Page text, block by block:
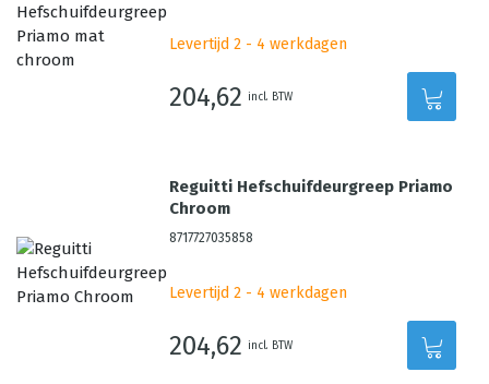
Levertijd 2 - 4 werkdagen
204,62 incl. BTW
Reguitti Hefschuifdeurgreep Priamo
Chroom
8717727035858
Levertijd 2 - 4 werkdagen
204,62 incl. BTW